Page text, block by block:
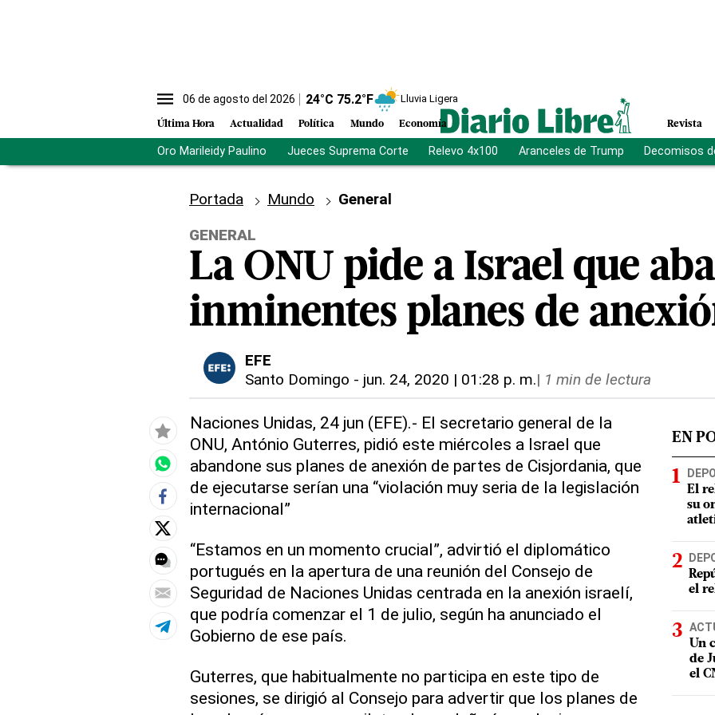
06 de agosto del 2026 24°C 75.2°F Lluvia Ligera
Última Hora Actualidad Política Mundo Economía Revista
Oro Marileidy Paulino Jueces Suprema Corte Relevo 4x100 Aranceles de Trump Decomisos
Portada Mundo
General
GENERAL
La ONU pide a Israel que
inminentes planes de
EFE
Santo Domingo - jun. 24, 2020 | 01:28 p. m.| 1 min de lectura
Naciones Unidas, 24 jun (EFE).- El secretario general de la
ONU, António Guterres, pidió este miércoles a Israel que
abandone sus planes de anexión de partes de Cisjordania, que
de ejecutarse serían una “violación muy seria de la legislación
internacional”
“Estamos en un momento crucial”, advirtió el diplomático
portugués en la apertura de una reunión del Consejo de
Seguridad de Naciones Unidas centrada en la anexión israelí,
que podría comenzar el 1 de julio, según ha anunciado el
Gobierno de ese país.
Guterres, que habitualmente no participa en este tipo de
sesiones, se dirigió al Consejo para advertir que los planes de
EN
El
su
el
Un
de
el